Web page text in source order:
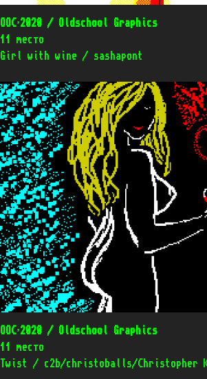
OOC’2020 / Oldschool Graphics
11 место
Girl with wine / sashapont
OOC’2020 / Oldschool Graphics
11 место
Twist / c2b/christoballs/Christopher